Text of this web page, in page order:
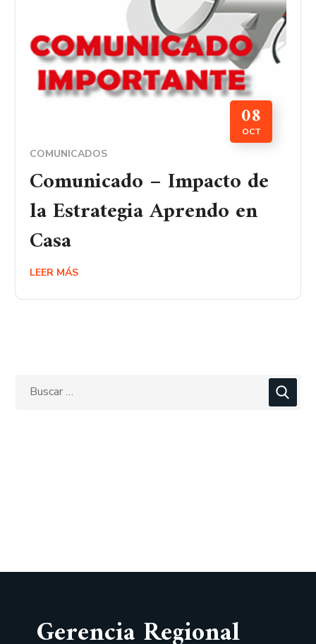
08
OCT
COMUNICADOS
Comunicado – Impacto de
la Estrategia Aprendo en
Casa
LEER MÁS
Gerencia Regional